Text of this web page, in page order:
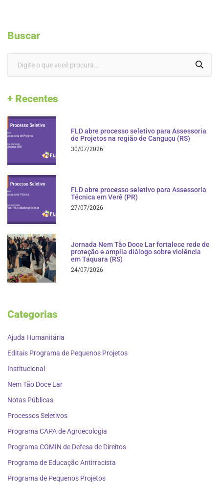
Buscar
+ Recentes
FLD abre processo seletivo para Assessoria
de Projetos na região de Canguçu (RS)
30/07/2026
FLD abre processo seletivo para Assessoria
Técnica em Verê (PR)
27/07/2026
Jornada Nem Tão Doce Lar fortalece rede de
proteção e amplia diálogo sobre violência
em Taquara (RS)
24/07/2026
Categorias
Ajuda Humanitária
Editais Programa de Pequenos Projetos
Institucional
Nem Tão Doce Lar
Notas Públicas
Processos Seletivos
Programa CAPA de Agroecologia
Programa COMIN de Defesa de Direitos
Programa de Educação Antirracista
Programa de Pequenos Projetos